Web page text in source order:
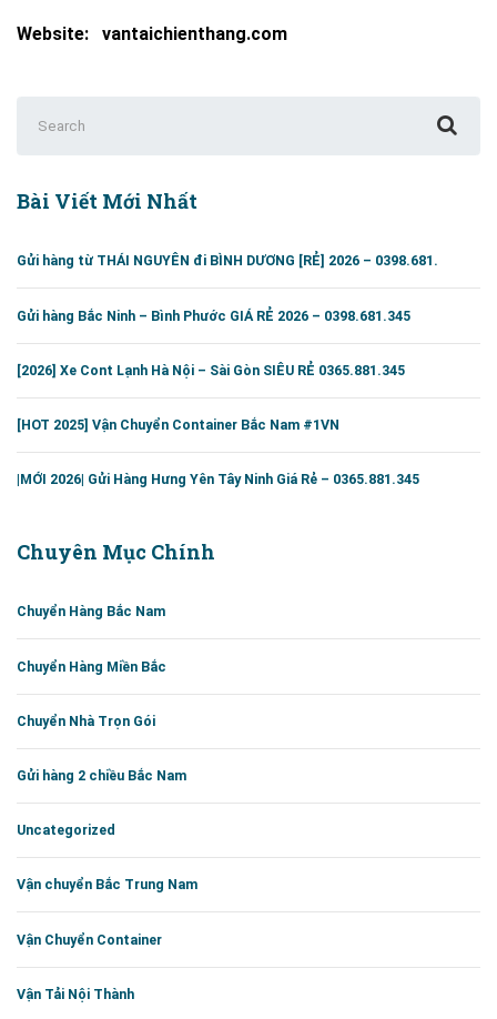
Website: vantaichienthang.com
for:
Bài Viết Mới Nhất
Gửi hàng từ THÁI NGUYÊN đi BÌNH DƯƠNG [RẺ] 2026 – 0398.681.
Gửi hàng Bắc Ninh – Bình Phước GIÁ RẺ 2026 – 0398.681.345
[2026] Xe Cont Lạnh Hà Nội – Sài Gòn SIÊU RẺ 0365.881.345
[HOT 2025] Vận Chuyển Container Bắc Nam #1VN
|MỚI 2026| Gửi Hàng Hưng Yên Tây Ninh Giá Rẻ – 0365.881.345
Chuyên Mục Chính
Chuyển Hàng Bắc Nam
Chuyển Hàng Miền Bắc
Chuyển Nhà Trọn Gói
Gửi hàng 2 chiều Bắc Nam
Uncategorized
Vận chuyển Bắc Trung Nam
Vận Chuyển Container
Vận Tải Nội Thành